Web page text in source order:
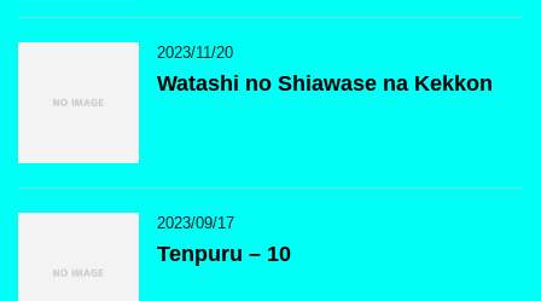
2023/11/20
Watashi no Shiawase na Kekkon
2023/09/17
Tenpuru – 10